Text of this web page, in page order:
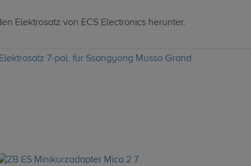
Elektrosatz von ECS Electronics herunter.
7-pol. für Ssangyong Musso Grand